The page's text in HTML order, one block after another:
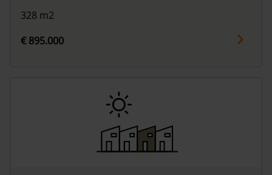
328 m2
€ 895.000